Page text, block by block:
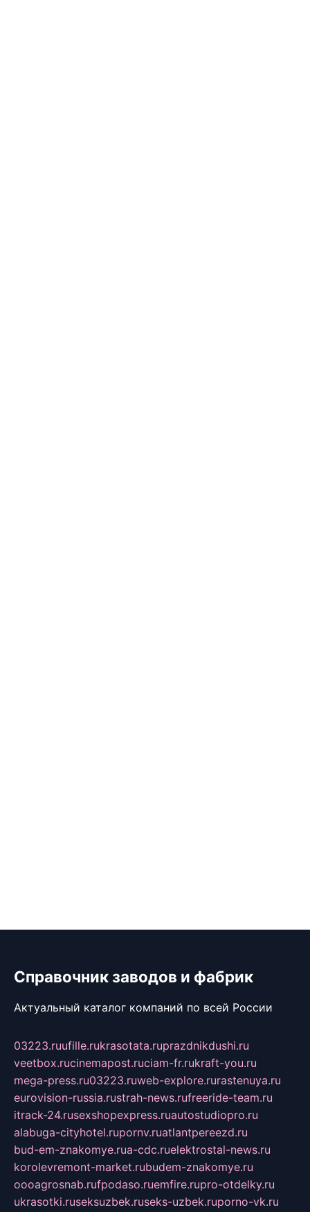
Справочник заводов и фабрик
Актуальный каталог компаний по всей России
03223.ruufille.rukrasotata.ruprazdnikdushi.ru
veetbox.rucinemapost.ruciam-fr.rukraft-you.ru
mega-press.ru03223.ruweb-explore.rurastenuya.ru
eurovision-russia.rustrah-news.rufreeride-team.ru
itrack-24.rusexshopexpress.ruautostudiopro.ru
alabuga-cityhotel.rupornv.ruatlantpereezd.ru
bud-em-znakomye.rua-cdc.ruelektrostal-news.ru
korolevremont-market.rubudem-znakomye.ru
oooagrosnab.rufpodaso.ruemfire.rupro-otdelky.ru
ukrasotki.ruseksuzbek.ruseks-uzbek.ruporno-vk.ru